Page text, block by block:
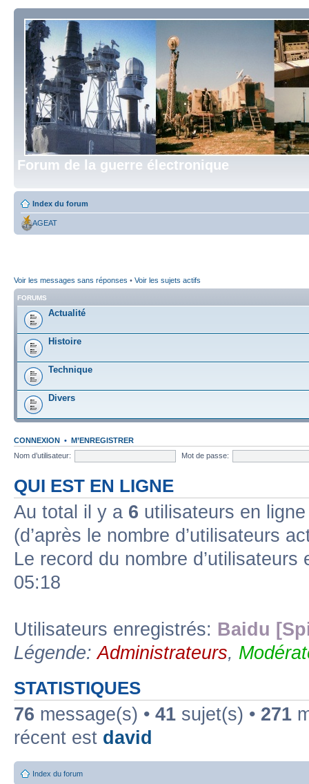
Forum de la guerre électronique
Index du forum
AGEAT
Voir les messages sans réponses • Voir les sujets actifs
FORUMS
Actualité
Histoire
Technique
Divers
CONNEXION • M’ENREGISTRER
Nom d’utilisateur:
Mot de passe:
QUI EST EN LIGNE
Au total il y a 6 utilisateurs en
(d’après le nombre d’utilisateurs
Le record du nombre
05:18
Utilisateurs enregistrés: Baidu
Légende:Administrateurs,
STATISTIQUES
76 message(s) • 41 sujet(s) • 271
récent est david
Index du forum